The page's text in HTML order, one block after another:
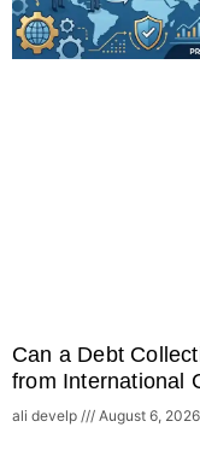
Can a Debt
from International
ali develp August 6, 2026